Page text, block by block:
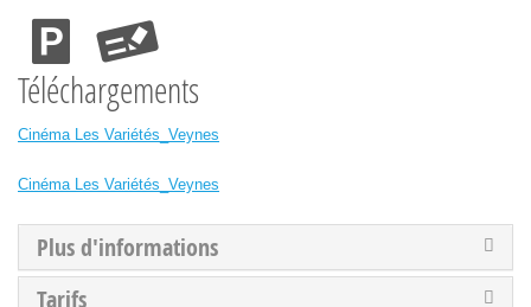
Téléchargements
Cinéma Les Variétés_Veynes
Cinéma Les Variétés_Veynes
Plus d'informations
Tarifs